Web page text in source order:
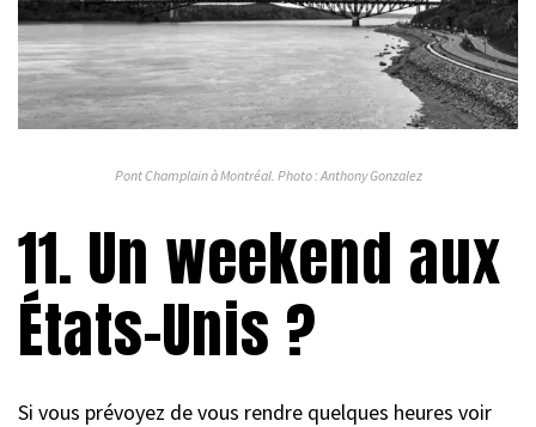
Pont Champlain à Montréal. Photo : Anthony Gonzalez
11. Un weekend aux
États-Unis ?
Si vous prévoyez de vous rendre quelques heures voir